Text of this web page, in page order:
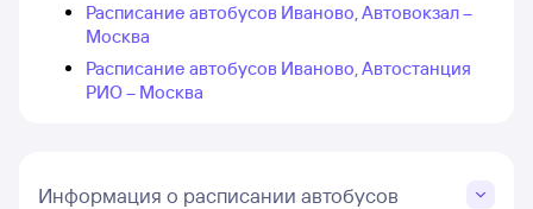
Расписание автобусов Иваново, Автовокзал –
Москва
Расписание автобусов Иваново, Автостанция
РИО – Москва
Информация о расписании автобусов